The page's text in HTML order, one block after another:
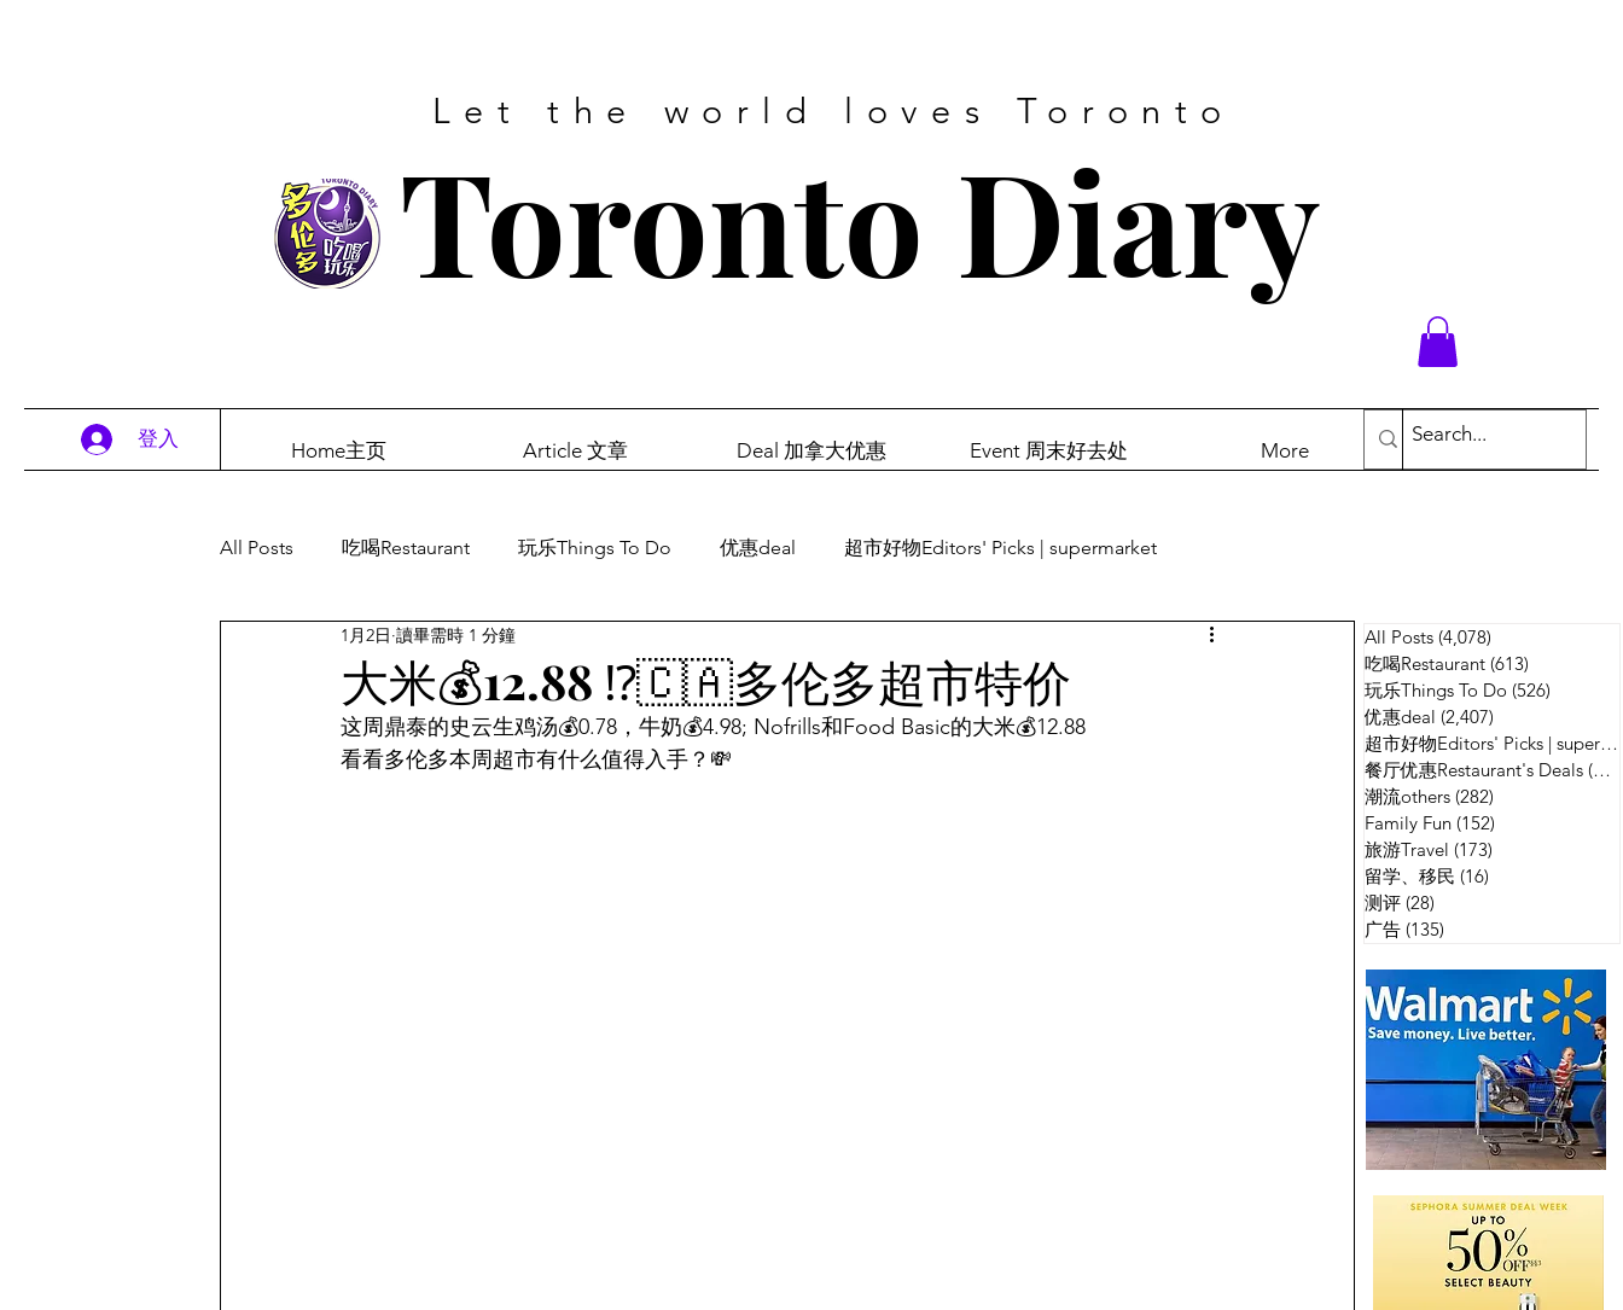
Let the world loves Toronto
Toronto Diary
登入 Home主页 Article 文章 Deal 加拿大优惠 Event 周末好去处 More
All Posts 吃喝Restaurant 玩乐Things To Do 优惠deal 超市好物Editors' Picks | supermarket
餐厅优惠Restaurant's Deals 广告
大米💰12.88 ⁉️🇨🇦多伦多超市特价
1月2日 讀畢需時 1 分鐘
这周鼎泰的史云生鸡汤💰0.78，牛奶💰4.98; Nofrills和Food Basic的大米💰12.88
看看多伦多本周超市有什么值得入手？💸
All Posts (4,078)
吃喝Restaurant (613)
玩乐Things To Do (526)
优惠deal (2,407)
超市好物Editors' Picks | supermarket
餐厅优惠Restaurant's Deals (134)
潮流others (282)
Family Fun (152)
旅游Travel (173)
留学、移民 (16)
测评 (28)
广告 (135)